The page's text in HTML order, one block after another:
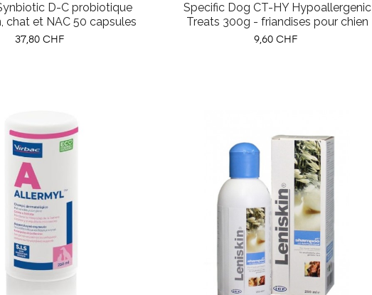
D-C probiotique
chat et NAC 50 capsules
Prix
37,80 CHF
Specific Dog CT-HY Hypoallergenic
Treats 300g - friandises pour chien
Prix
9,60 CHF